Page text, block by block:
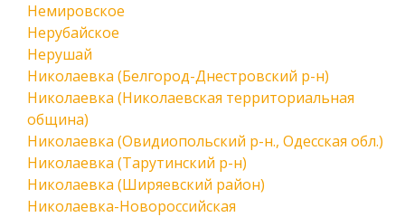
Немировское
Нерубайское
Нерушай
Николаевка (Белгород-Днестровский р-н)
Николаевка (Николаевская территориальная
община)
Николаевка (Овидиопольский р-н., Одесская обл.)
Николаевка (Тарутинский р-н)
Николаевка (Ширяевский район)
Николаевка-Новороссийская